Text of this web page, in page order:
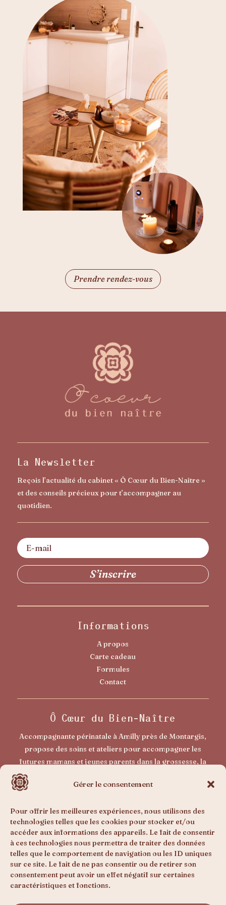
Gérer le consentement
Pour offrir les meilleures expériences, nous utilisons des
technologies telles que les cookies pour stocker et/ou
accéder aux informations des appareils. Le fait de consentir
à ces technologies nous permettra de traiter des données
telles que le comportement de navigation ou les ID uniques
sur ce site. Le fait de ne pas consentir ou de retirer son
consentement peut avoir un effet négatif sur certaines
caractéristiques et fonctions.
Prendre rendez-vous
La Newsletter
Reçois l’actualité du cabinet « Ô Cœur du Bien-Naître »
et des conseils précieux pour t’accompagner au
quotidien.
Informations
A propos
Carte cadeau
Formules
Contact
Ô Cœur du Bien-Naître
Accompagnante périnatale à Amilly près de Montargis,
propose des soins et ateliers pour accompagner les
futures mamans et jeunes parents dans la grossesse, la
naissance et le post-partum. Un accompagnement doux
pour vivre sa maternité avec plus de sérénité et de
Prestations
Grossesse
Bébé
Postpartum